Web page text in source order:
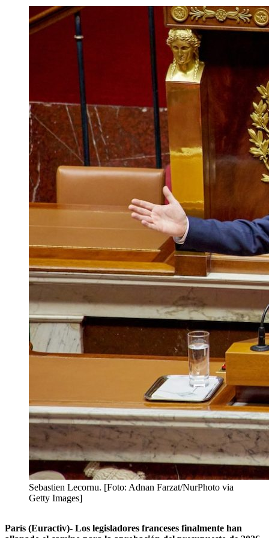
Sebastien Lecornu. [Foto: Adnan Farzat/NurPhoto via
Getty Images]
París (Euractiv)- Los legisladores franceses finalmente han